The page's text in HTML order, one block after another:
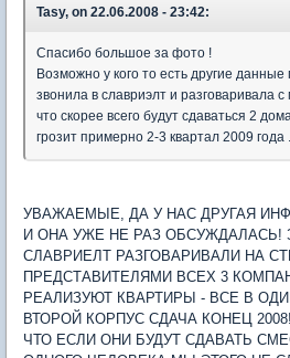
Tasy, on 22.06.2008 - 23:42:
Спасибо большое за фото !
Возможно у кого то есть другие
звонила в славриэлт и разговаривала
что скорее всего будут сдаваться 2
грозит примерно 2-3 квартал 2009 года .
УВАЖАЕМЫЕ, ДА У НАС ДРУГАЯ
И ОНА УЖЕ НЕ РАЗ ОБСУЖДАЛАСЬ!
СЛАВРИЕЛТ РАЗГОВАРИВАЛИ НА
ПРЕДСТАВИТЕЛЯМИ ВСЕХ 3
РЕАЛИЗУЮТ КВАРТИРЫ - ВСЕ В
ВТОРОЙ КОРПУС СДАЧА КОНЕЦ
ЧТО ЕСЛИ ОНИ БУДУТ СДАВАТЬ